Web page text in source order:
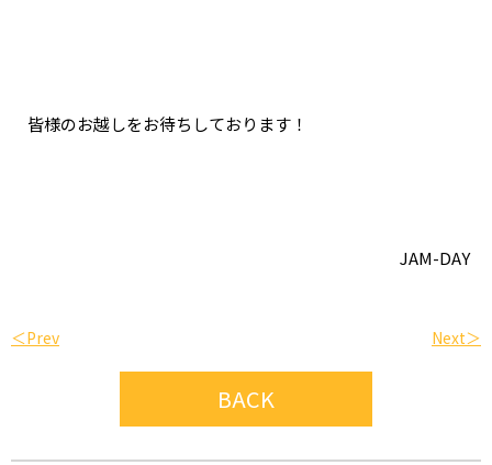
皆様のお越しをお待ちしております！
JAM-DAY
Next＞
＜Prev
BACK